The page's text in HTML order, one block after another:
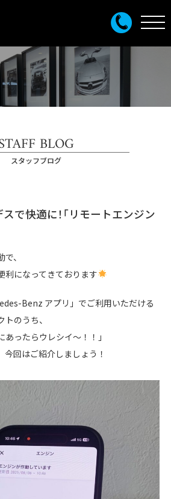
BLOG
スタッフブログ
で快適に！「リモートエンジン
、
利になってきております
Benz アプリ」でご利用いただける
のうち、
あったらウレシイ～！！」
回はご紹介しましょう！